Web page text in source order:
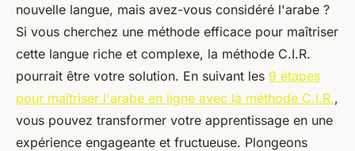
nouvelle langue, mais avez-vous considéré l'arabe ?
Si vous cherchez une méthode efficace pour maîtriser
cette langue riche et complexe, la méthode C.I.R.
pourrait être votre solution. En suivant les 9 étapes
pour maîtriser l'arabe en ligne avec la méthode C.I.R.,
vous pouvez transformer votre apprentissage en une
expérience engageante et fructueuse. Plongeons